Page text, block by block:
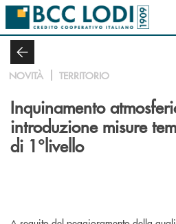
Salta al contenuto principale
NOVITÀ TERRITORIO
Inquinamento
introduzione misure
di 1°livello